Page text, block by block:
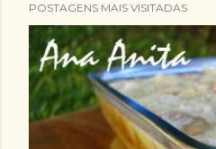
POSTAGENS MAIS VISITADAS